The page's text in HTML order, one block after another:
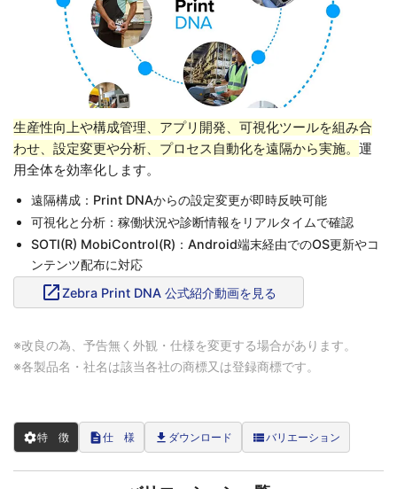
生産性向上や構成管理、アプリ開発、可視化ツールを組み合
わせ、設定変更や分析、プロセス自動化を遠隔から実施。 運
用全体を効率化します。
遠隔構成：Print DNAからの設定変更が即時反映可能
可視化と分析：稼働状況や診断情報をリアルタイムで確認
SOTI(R) MobiControl(R)：Android端末経由でのOS更新やコ
ンテンツ配布に対応
open_in_newZebra Print DNA 公式紹介動画を見る
※改良の為、予告無く外観・仕様を変更する場合があります。
※各製品名・社名は該当各社の商標又は登録商標です。
settings特 徴 description仕 様 file_download ダウンロード view_listバリエーション